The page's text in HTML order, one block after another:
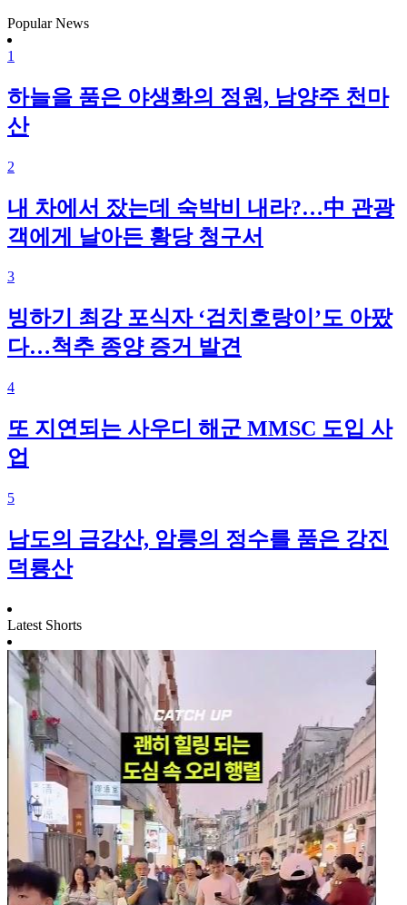
Popular News
1
하늘을 품은 야생화의 정원, 남양주 천마
산
2
내 차에서 잤는데 숙박비 내라?…中 관광
객에게 날아든 황당 청구서
3
빙하기 최강 포식자 ‘검치호랑이’도 아팠
다…척추 종양 증거 발견
4
또 지연되는 사우디 해군 MMSC 도입 사
업
5
남도의 금강산, 암릉의 정수를 품은 강진
덕룡산
Latest Shorts